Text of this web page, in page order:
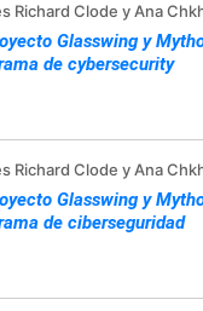
Richard Clode y Ana
Glasswing y
de cybersecurity
Richard Clode y Ana
Glasswing y
de ciberseguridad